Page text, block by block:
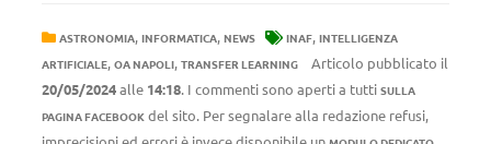
ASTRONOMIA, INFORMATICA, NEWS INAF, INTELLIGENZA
ARTIFICIALE, OA NAPOLI, TRANSFER LEARNING
Articolo pubblicato il
20/05/2024alle 14:18. I commenti sono aperti a tutti SULLA
PAGINA FACEBOOK del sito. Per segnalare alla redazione refusi,